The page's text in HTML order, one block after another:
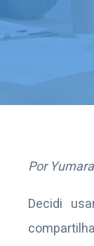
Por
Decidi